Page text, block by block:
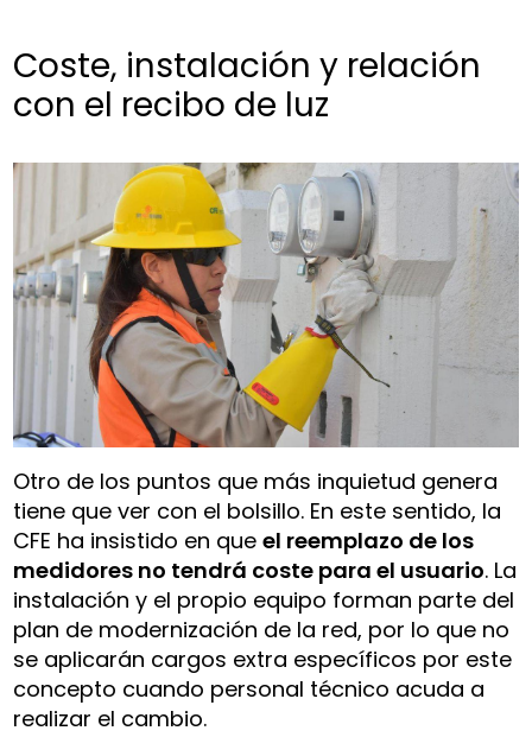
Coste, instalación y relación
con el recibo de luz
Otro de los puntos que más inquietud genera
tiene que ver con el bolsillo. En este sentido, la
CFE ha insistido en queel reemplazo de los
medidores no tendrá coste para el usuario. La
instalación y el propio equipo forman parte del
plan de modernización de la red, por lo que no
se aplicarán cargos extra específicos por este
concepto cuando personal técnico acuda a
realizar el cambio.